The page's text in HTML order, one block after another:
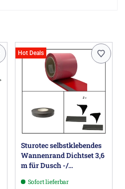
Hot Deals
Sturotec selbstklebendes
Wannenrand Dichtset 3,6
m für Dusch -/
Sofort lieferbar